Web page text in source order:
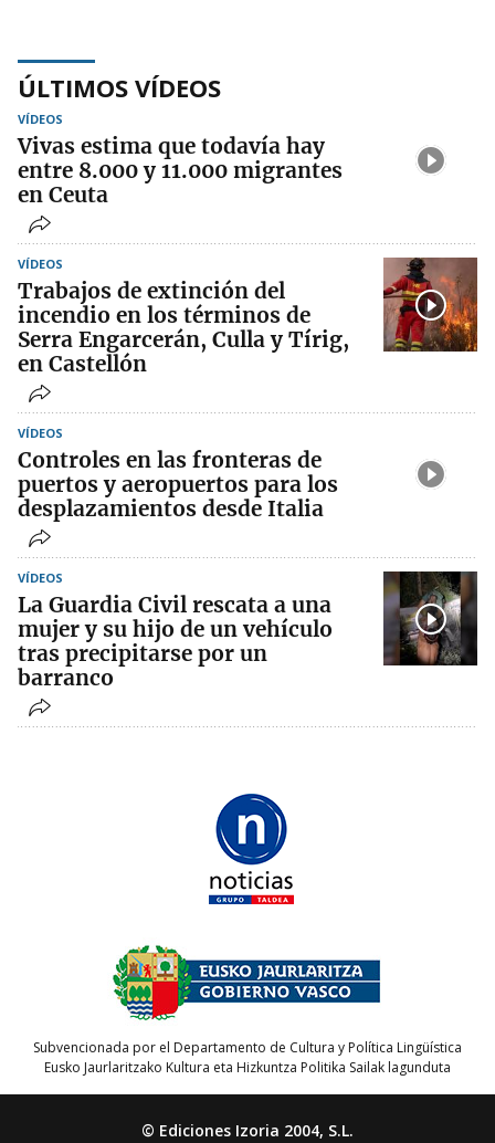
ÚLTIMOS VÍDEOS
VÍDEOS
Vivas estima que todavía hay
entre 8.000 y 11.000 migrantes
en Ceuta
VÍDEOS
Trabajos de extinción del
incendio en los términos de
Serra Engarcerán, Culla y Tírig,
en Castellón
VÍDEOS
Controles en las fronteras de
puertos y aeropuertos para los
desplazamientos desde Italia
VÍDEOS
La Guardia Civil rescata a una
mujer y su hijo de un vehículo
tras precipitarse por un
barranco
Subvencionada por el Departamento de Cultura y Política Lingüística
Eusko Jaurlaritzako Kultura eta Hizkuntza Politika Sailak lagunduta
© Ediciones Izoria 2004, S.L.